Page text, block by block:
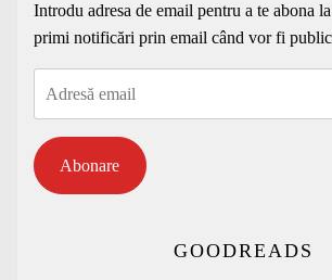
Introdu adresa de email pentru a te abona
primi notificări prin email când vor fi
Abonare
GOODREADS